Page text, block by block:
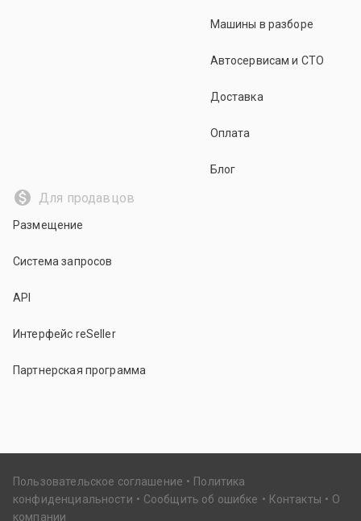
Машины в разборе
Автосервисам и СТО
Доставка
Оплата
Блог
Для продавцов
Размещение
Система запросов
API
Интерфейс reSeller
Партнерская программа
Пользовательское соглашение
Политика
конфиденциальности
Сообщить об ошибке Контакты
О
компании